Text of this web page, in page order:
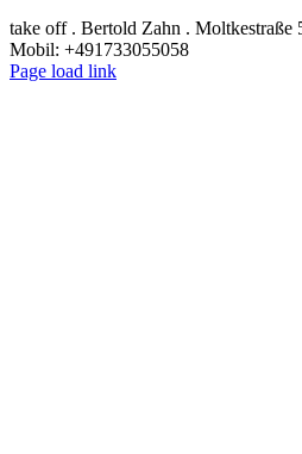
take off . Bertold Zahn . Moltkestraße
Mobil: +491733055058
Instagram
Page load link